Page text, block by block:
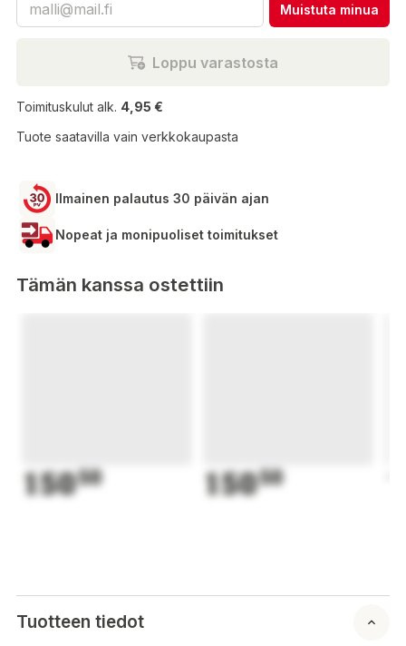
Muistuta minua
Loppu varastosta
Toimituskulut alk. 4,95 €
Tuote saatavilla vain verkkokaupasta
Ilmainen palautus 30 päivän ajan
Nopeat ja monipuoliset toimitukset
Tämän kanssa ostettiin
15050 15050
Tuotteen tiedot